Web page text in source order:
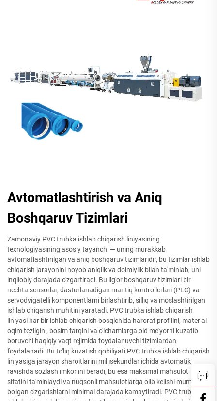
Avtomatlashtirish va Aniq
Boshqaruv Tizimlari
Zamonaviy PVC trubka ishlab chiqarish liniyasining
texnologiyasining asosiy tayanchi — uning murakkab
avtomatlashtirilgan va aniq boshqaruv tizimlaridir, bu tizimlar ishlab
chiqarish jarayonini noyob aniqlik va doimiylik bilan ta'minlab, uni
inqilobiy darajada o'zgartiradi. Bu ilg'or boshqaruv tizimlari bir
nechta sensorlar, dasturlanadigan mantiq kontrollerlari (PLC) va
servodvigatelli komponentlarni birlashtirib, silliq va moslashtirilgan
ishlab chiqarish muhitini yaratadi. PVC trubka ishlab chiqarish
liniyasi har bir ishlab chiqarish bosqichida harorat profilini, material
oqim tezligini, bosim farqini va o'lchamlarga oid me'yorni kuzatib
boruvchi haqiqiy vaqt rejimida foydalanuvchi tizimlardan
foydalanadi. Bu to'liq kuzatish qobiliyati PVC trubka ishlab chiqarish
liniyasiga jarayon sharoitlarini millisekundlar ichida avtomatik
ravishda sozlash imkonini beradi, bu esa maksimal mahsulot
sifatini ta'minlaydi va nuqsonli mahsulotlarga olib kelishi mumkin
bo'lgan o'zgarishlarni minimal darajada kamaytiradi. PVC trubka